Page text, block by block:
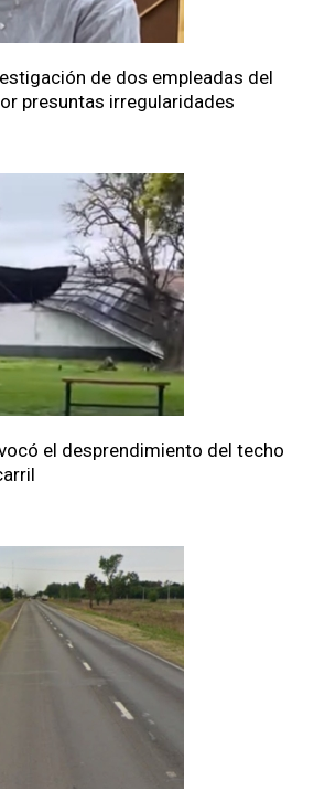
de dos empleadas del
presuntas irregularidades
el desprendimiento del techo